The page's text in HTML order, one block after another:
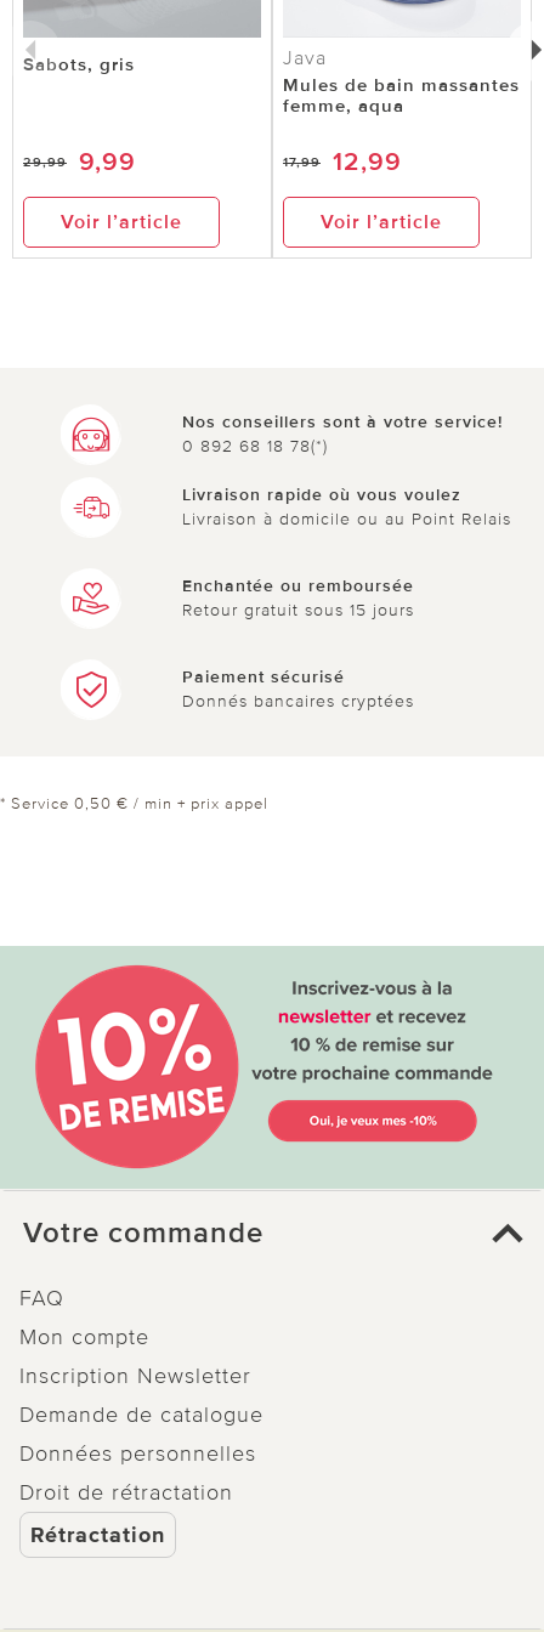
Sabots, gris
29,99 9,99
Voir l’article
Java
Mules de bain massantes
femme, aqua
17,99 12,99
Voir l’article
Nos conseillers sont à votre service!
0 892 68 18 78(*)
Livraison rapide où vous voulez
Livraison à domicile ou au Point Relais
Enchantée ou remboursée
Retour gratuit sous 15 jours
Paiement sécurisé
Donnés bancaires cryptées
* Service 0,50 € / min + prix appel
Votre commande
FAQ
Mon compte
Inscription Newsletter
Demande de catalogue
Données personnelles
Droit de rétractation
Rétractation